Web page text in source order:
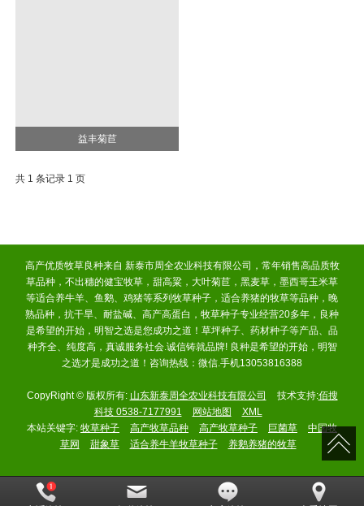
益丰菊苣
共 1 条记录 1 页
高产优质牧草良种来自 新泰市周全农业科技有限公司，常年销售高品质牧
草品种，不出穗的健宝牧草，甜高粱，大叶菊苣，黑麦草，墨西哥玉米草
等适合养牛羊、鱼鹅、鸡猪等系列牧草种子，适合养猪的牧草等品种，晚
熟品种，抗干旱、耐盐碱、高产高蛋白，牧草种子专业经营20多年，良种
是希望的开始，明智之选是您成功之道！草坪种子、药材种子等产品、品
种齐全、纯度高，真诚服务社会.诚信铸就品牌! 良种是希望的开始，明智
之选才是成功之道！咨询热线：微信.手机13053816388
CopyRight © 版权所有: 山东新泰周全农业科技有限公司 技术支持:佰搜
科技 0538-7177991
网站地图
XML
本站关键字: 牧草种子 高产牧草品种 高产牧草种子 巨菌草
中国牧
草网
甜象草 适合养牛羊牧草种子 养鹅养猪的牧草